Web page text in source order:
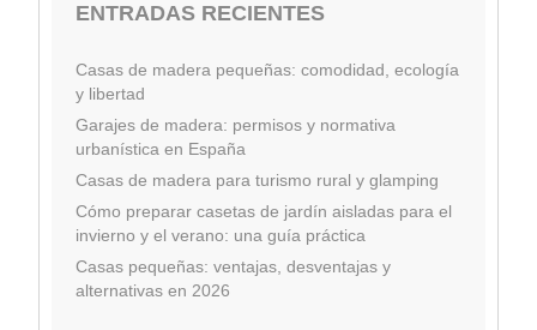
ENTRADAS RECIENTES
Casas de madera pequeñas: comodidad, ecología
y libertad
Garajes de madera: permisos y normativa
urbanística en España
Casas de madera para turismo rural y glamping
Cómo preparar casetas de jardín aisladas para el
invierno y el verano: una guía práctica
Casas pequeñas: ventajas, desventajas y
alternativas en 2026